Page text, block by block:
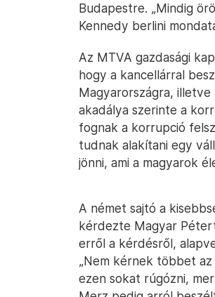
Budapestre. „Mindig
Kennedy berlini
Az MTVA gazdasági
hogy a kancellárral
Magyarországra,
akadálya szerinte a
fognak a korrupció
tudnak alakítani egy
jönni, ami a magyarok
A német sajtó a
kérdezte Magyar
erről a kérdésről,
„Nem kérnek többet
ezen sokat rúgózni,